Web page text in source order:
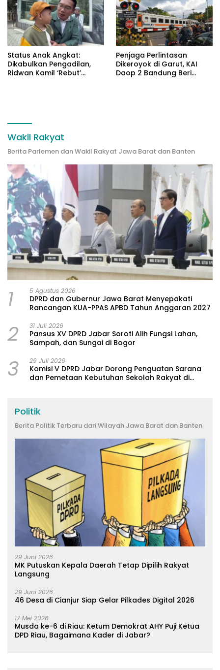
Status Anak Angkat:
Dikabulkan Pengadilan,
Ridwan Kamil ‘Rebut’
Penjaga Perlintasan
Dikeroyok di Garut, KAI
Daop 2 Bandung Beri
Wakil Rakyat
Berita Parlemen dan Wakil Rakyat Jawa Barat dan Banten
1 5 Agustus 2026
DPRD dan Gubernur Jawa Barat Menyepakati
Rancangan KUA-PPAS APBD Tahun Anggaran 2027
2 31 Juli 2026
Pansus XV DPRD Jabar Soroti Alih Fungsi Lahan,
Sampah, dan Sungai di Bogor
3 29 Juli 2026
Komisi V DPRD Jabar Dorong Penguatan Sarana
dan Pemetaan Kebutuhan Sekolah Rakyat di
Politik
Berita Politik Terbaru dari Wilayah Jawa Barat dan Banten
29 Juni 2026
MK Putuskan Kepala Daerah Tetap Dipilih Rakyat
Langsung
29 Juni 2026
46 Desa di Cianjur Siap Gelar Pilkades Digital 2026
17 Mei 2026
Musda ke-6 di Riau: Ketum Demokrat AHY Puji Ketua
DPD Riau, Bagaimana Kader di Jabar?